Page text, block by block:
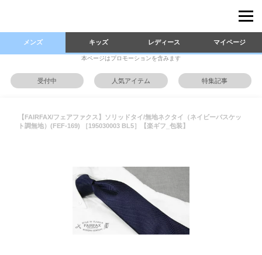
メンズ キッズ レディース マイページ
本ページはプロモーションを含みます
受付中 人気アイテム 特集記事
【FAIRFAX/フェアファクス】ソリッドタイ/無地ネクタイ（ネイビーバスケッ
ト調無地）(FEF-169) ［195030003 BL5］【楽ギフ_包装】